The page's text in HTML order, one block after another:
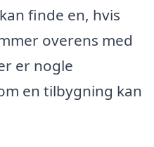
finde en, hvis
overens med
er nogle
en tilbygning kan